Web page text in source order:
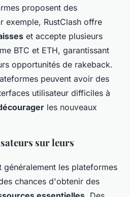
proposent des
exemple, RustClash offre
et accepte plusieurs
BTC et ETH, garantissant
opportunités de rakeback.
peuvent avoir des
utilisateur difficiles à
les nouveaux
sur leurs
généralement les plateformes
chances d'obtenir des